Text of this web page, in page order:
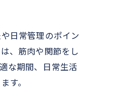
日常管理のポイン
、筋肉や関節をし
な期間、日常生活
す。